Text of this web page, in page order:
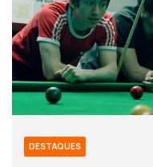
DESTAQUES